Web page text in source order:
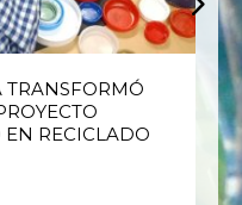
EN RECICLADO